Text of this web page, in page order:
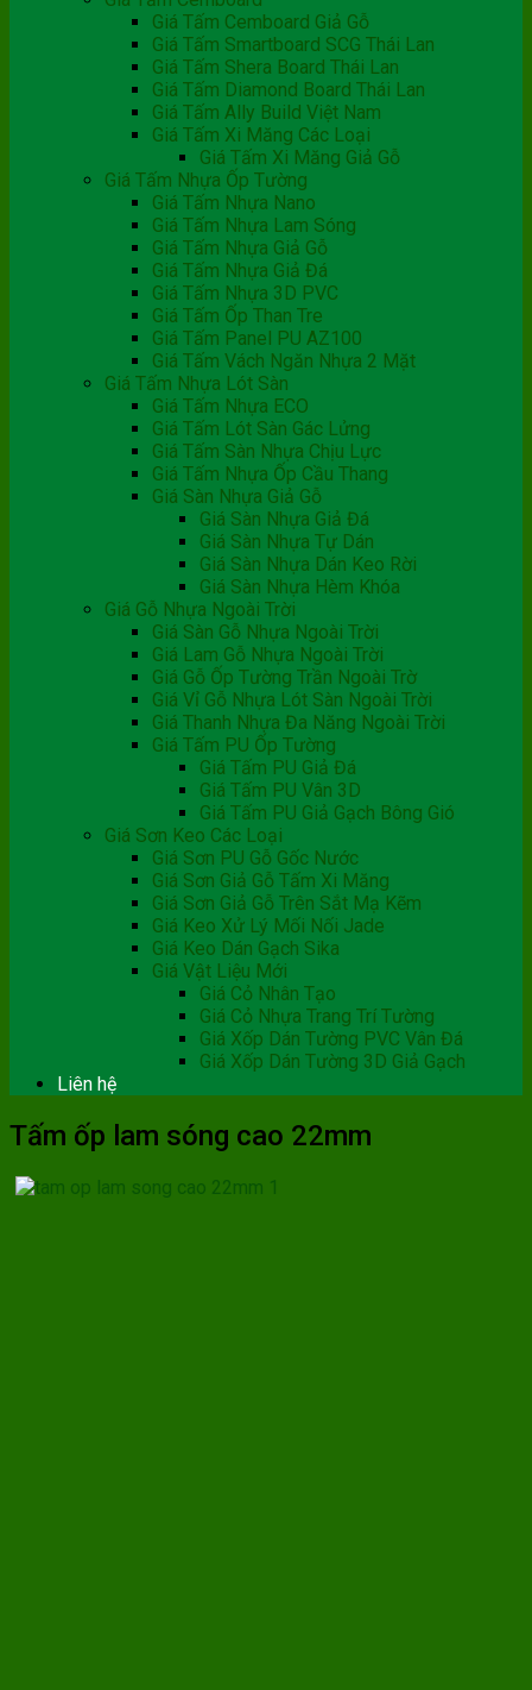
Giá Tấm Cemboard Giả Gỗ
Giá Tấm Smartboard SCG Thái Lan
Giá Tấm Shera Board Thái Lan
Giá Tấm Diamond Board Thái Lan
Giá Tấm Ally Build Việt Nam
Giá Tấm Xi Măng Các Loại
Giá Tấm Xi Măng Giả Gỗ
Giá Tấm Nhựa Ốp Tường
Giá Tấm Nhựa Nano
Giá Tấm Nhựa Lam Sóng
Giá Tấm Nhựa Giả Gỗ
Giá Tấm Nhựa Giả Đá
Giá Tấm Nhựa 3D PVC
Giá Tấm Ốp Than Tre
Giá Tấm Panel PU AZ100
Giá Tấm Vách Ngăn Nhựa 2 Mặt
Giá Tấm Nhựa Lót Sàn
Giá Tấm Nhựa ECO
Giá Tấm Lót Sàn Gác Lửng
Giá Tấm Sàn Nhựa Chịu Lực
Giá Tấm Nhựa Ốp Cầu Thang
Giá Sàn Nhựa Giả Gỗ
Giá Sàn Nhựa Giả Đá
Giá Sàn Nhựa Tự Dán
Giá Sàn Nhựa Dán Keo Rời
Giá Sàn Nhựa Hèm Khóa
Giá Gỗ Nhựa Ngoài Trời
Giá Sàn Gỗ Nhựa Ngoài Trời
Giá Lam Gỗ Nhựa Ngoài Trời
Giá Gỗ Ốp Tường Trần Ngoài Trờ
Giá Vỉ Gỗ Nhựa Lót Sàn Ngoài Trời
Giá Thanh Nhựa Đa Năng Ngoài Trời
Giá Tấm PU Ốp Tường
Giá Tấm PU Giả Đá
Giá Tấm PU Vân 3D
Giá Tấm PU Giả Gạch Bông Gió
Giá Sơn Keo Các Loại
Giá Sơn PU Gỗ Gốc Nước
Giá Sơn Giả Gỗ Tấm Xi Măng
Giá Sơn Giả Gỗ Trên Sắt Mạ Kẽm
Giá Keo Xử Lý Mối Nối Jade
Giá Keo Dán Gạch Sika
Giá Vật Liệu Mới
Giá Cỏ Nhân Tạo
Giá Cỏ Nhựa Trang Trí Tường
Giá Xốp Dán Tường PVC Vân Đá
Giá Xốp Dán Tường 3D Giả Gạch
Liên hệ
Tấm ốp lam sóng cao 22mm